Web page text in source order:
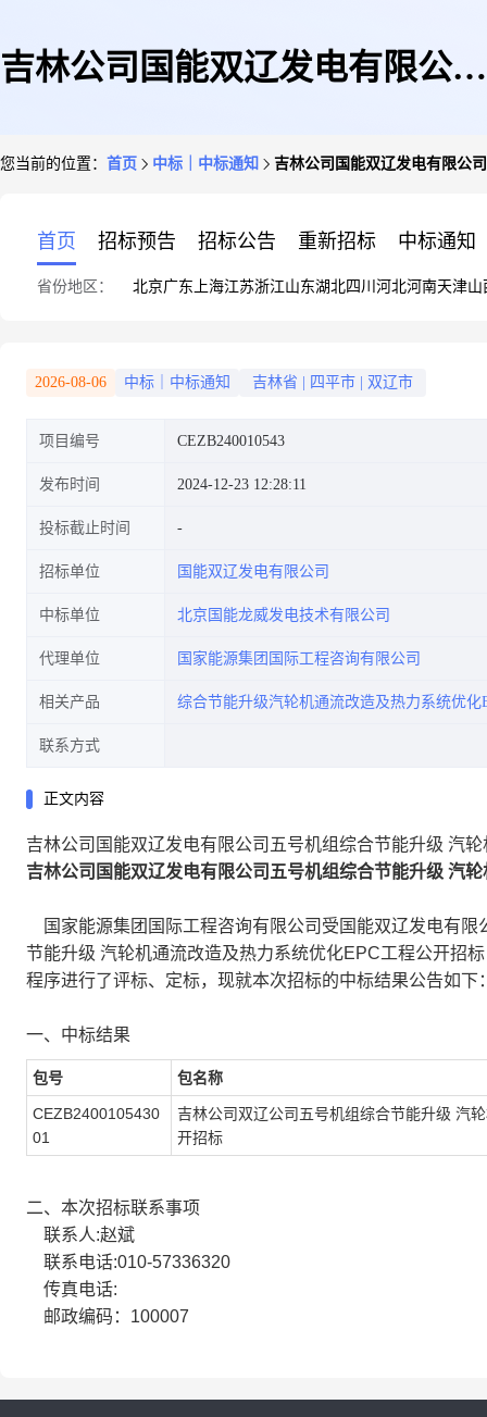
吉林公司国能双辽发电有限公司
公开招标中标结果公告
您当前的位置： 首页 中标｜中标通知 吉林公司国能双辽发电有限公
首页 招标预告 招标公告 重新招标 中标通知
省份地区： 北京广东 上海江苏浙江山东湖北四川 河北河南天津山
2026-08-06 中标｜中标通知 吉林省 四平市 双辽市
项目编号 CEZB240010543
发布时间 2024-12-23 12:28:11
投标截止时间
招标单位 国能双辽发电有限公司
中标单位 北京国能龙威发电技术有限公司
代理单位 国家能源集团国际工程咨询有限公司
相关产品 综合节能升级汽轮机通流改造及热力系统优化
联系方式
正文内容
吉林公司国能双辽发电有限公司五号机组综合节能升级 汽
吉林公司国能双辽发电有限公司五号机组综合节能升级 汽
国家能源集团国际工程咨询有限公司受国能双辽发电有
节能升级 汽轮机通流改造及热力系统优化EPC工程公开招
程序进行了评标、定标，现就本次招标的中标结果公告如下
一、中标结果
包号 包名称
CEZB2400105430
01
吉林公司双辽公司五号机组综合节能升级 汽
开招标
二、本次招标联系事项
联系人:赵斌
联系电话:010-57336320
传真电话:
邮政编码：100007